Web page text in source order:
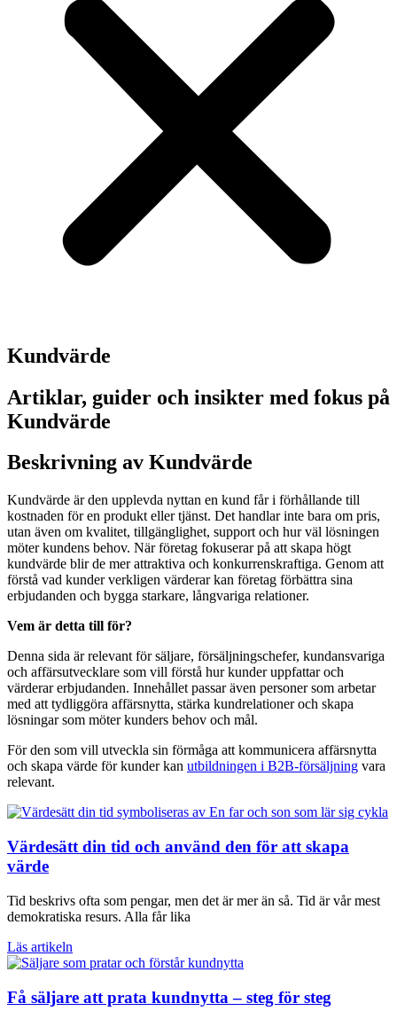
Kundvärde
Artiklar, guider och insikter med fokus på
Kundvärde
Beskrivning av Kundvärde
Kundvärde är den upplevda nyttan en kund får i förhållande till
kostnaden för en produkt eller tjänst. Det handlar inte bara om pris,
utan även om kvalitet, tillgänglighet, support och hur väl lösningen
möter kundens behov. När företag fokuserar på att skapa högt
kundvärde blir de mer attraktiva och konkurrenskraftiga. Genom att
förstå vad kunder verkligen värderar kan företag förbättra sina
erbjudanden och bygga starkare, långvariga relationer.
Vem är detta till för?
Denna sida är relevant för säljare, försäljningschefer, kundansvariga
och affärsutvecklare som vill förstå hur kunder uppfattar och
värderar erbjudanden. Innehållet passar även personer som arbetar
med att tydliggöra affärsnytta, stärka kundrelationer och skapa
lösningar som möter kunders behov och mål.
För den som vill utveckla sin förmåga att kommunicera affärsnytta
och skapa värde för kunder kan utbildningen i B2B-försäljning vara
relevant.
Värdesätt din tid och använd den för att skapa
värde
Tid beskrivs ofta som pengar, men det är mer än så. Tid är vår mest
demokratiska resurs. Alla får lika
Läs artikeln
Få säljare att prata kundnytta – steg för steg